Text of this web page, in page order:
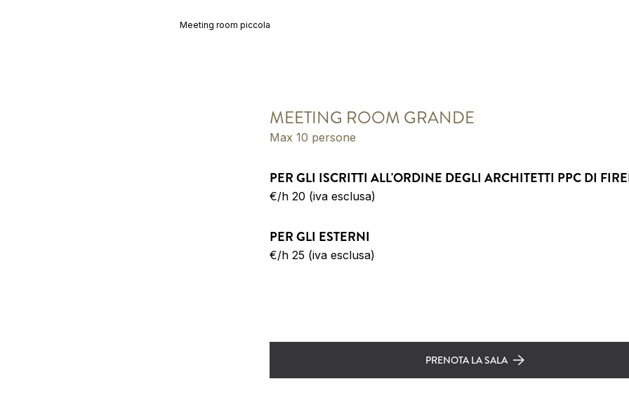
Meeting room piccola
MEETING ROOM GRANDE
Max 10 persone
PER GLI ISCRITTI ALL'ORDINE DEGLI ARCHITETTI PPC DI
€/h 20 (iva esclusa)
PER GLI ESTERNI
€/h 25 (iva esclusa)
PRENOTA LA SALA